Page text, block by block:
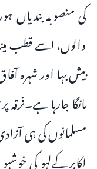
کی منصوبہ بندیاں
والوں، اسے قطب
بیش بہا اور شہرہ
مانگا جارہا
مسلمانوں کی ہی
اکابر کےلہو کی